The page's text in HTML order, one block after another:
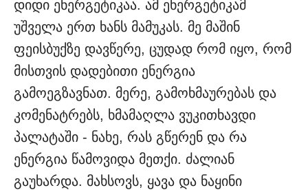
დიდი ენერგეტიკაა. ამ ენერგეტიკამ
უშველა ერთ ხანს მამუკას. მე მაშინ
ფეისბუქზე დავწერე, ცუდად რომ იყო, რომ
მისთვის დადებითი ენერგია
გამოეგზავნათ. მერე, გამოხმაურებას და
კომენატრებს, ხმამაღლა ვუკითხავდი
პალატაში - ნახე, რას გწერენ და რა
ენერგია წამოვიდა მეთქი. ძალიან
გაუხარდა. მახსოვს, ყავა და ნაყინი